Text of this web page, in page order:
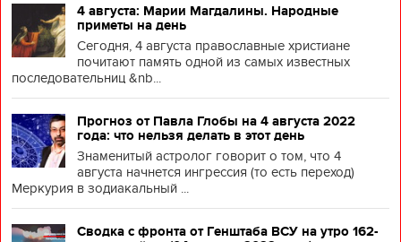
4 августа: Марии Магдалины. Народные
приметы на день
Сегодня, 4 августа православные христиане
почитают память одной из самых известных
последовательниц &nb...
Прогноз от Павла Глобы на 4 августа 2022
года: что нельзя делать в этот день
Знаменитый астролог говорит о том, что 4
августа начнется ингрессия (то есть переход)
Меркурия в зодиакальный ...
Сводка с фронта от Генштаба ВСУ на утро 162-